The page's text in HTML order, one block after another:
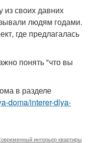
из своих давних
людям годами.
где предлагалась
понять "что вы
в разделе
doma/interer-dlya-
интерьер квартиры